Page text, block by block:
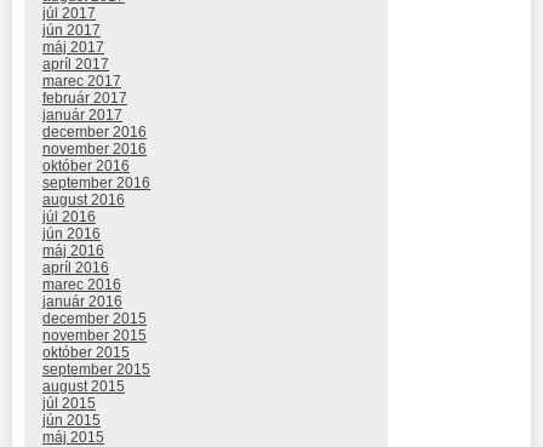
júl 2017
jún 2017
máj 2017
apríl 2017
marec 2017
február 2017
január 2017
december 2016
november 2016
október 2016
september 2016
august 2016
júl 2016
jún 2016
máj 2016
apríl 2016
marec 2016
január 2016
december 2015
november 2015
október 2015
september 2015
august 2015
júl 2015
jún 2015
máj 2015